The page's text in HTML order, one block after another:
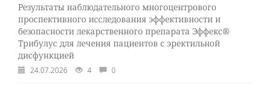
Результаты наблюдательного многоцентрового
проспективного исследования эффективности и
безопасности лекарственного препарата Эффекс®
Трибулус для лечения пациентов с эректильной
дисфункцией
24.07.2026 4 0